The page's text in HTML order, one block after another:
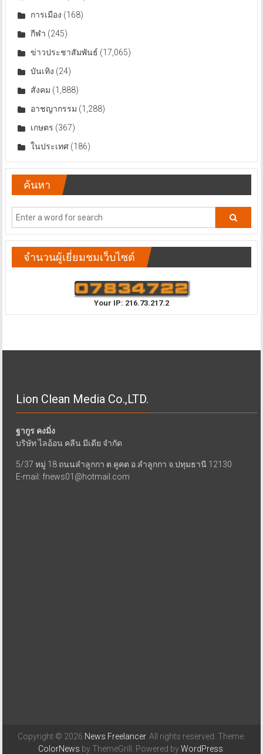
การเมือง (168)
กีฬา (245)
ข่าวประชาสัมพันธ์ (17,065)
บันเทิง (24)
สังคม (1,888)
อาชญากรรม (1,288)
เกษตร (367)
ในประเทศ(186)
ค้นหา
จำนวนผู้เยี่ยมชมเว็บไซต์
Your IP: 216.73.217.2
Lion Clean Media Co.,LTD.
ฐากูร คงมิ่ง
บริษัท ไลอ้อน คลีน มีเดีย จำกัด
5/37 หมู่ 18 ถนนลำลูกกา ต.คูคต อ.ลำลูกกา จ.ปทุมธานี 12130
E-mail: fnews01@hotmail.com
Copyright © 2026 News Freelancer. All rights reserved. Theme:
ColorNews by ThemeGrill. Powered byWordPress.